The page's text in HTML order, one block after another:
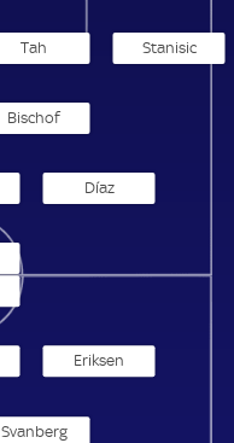
Tah Stanisic
Bischof
Díaz
Svanberg
Eriksen